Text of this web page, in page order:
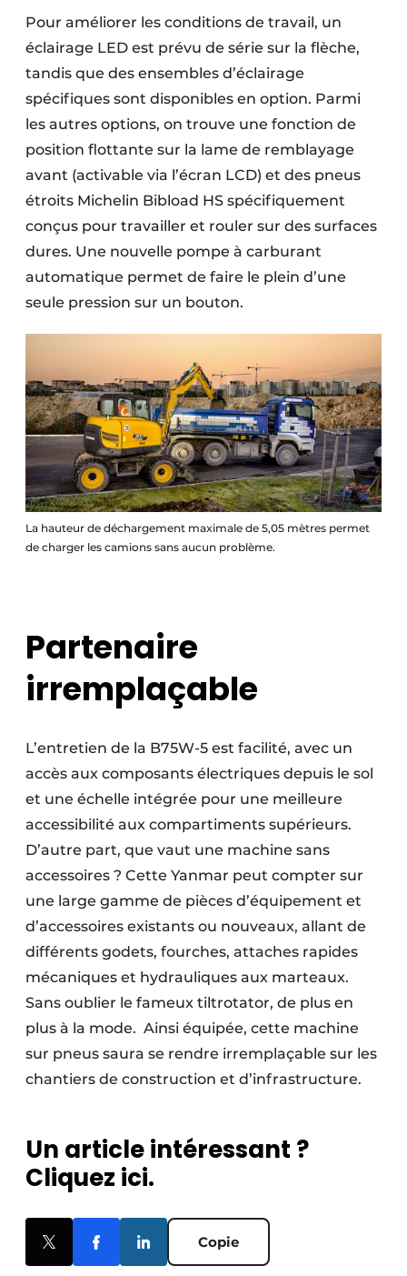
Pour améliorer les conditions de travail, un
éclairage LED est prévu de série sur la flèche,
tandis que des ensembles d’éclairage
spécifiques sont disponibles en option. Parmi
les autres options, on trouve une fonction de
position flottante sur la lame de remblayage
avant (activable via l’écran LCD) et des pneus
étroits Michelin Bibload HS spécifiquement
conçus pour travailler et rouler sur des surfaces
dures. Une nouvelle pompe à carburant
automatique permet de faire le plein d’une
seule pression sur un bouton.
La hauteur de déchargement maximale de 5,05 mètres permet
de charger les camions sans aucun problème.
Partenaire
irremplaçable
L’entretien de la B75W-5 est facilité, avec un
accès aux composants électriques depuis le sol
et une échelle intégrée pour une meilleure
accessibilité aux compartiments supérieurs.
D’autre part, que vaut une machine sans
accessoires ? Cette Yanmar peut compter sur
une large gamme de pièces d’équipement et
d’accessoires existants ou nouveaux, allant de
différents godets, fourches, attaches rapides
mécaniques et hydrauliques aux marteaux.
Sans oublier le fameux tiltrotator, de plus en
plus à la mode. Ainsi équipée, cette machine
sur pneus saura se rendre irremplaçable sur les
chantiers de construction et d’infrastructure.
Un article intéressant ?
Cliquez ici.
Copie